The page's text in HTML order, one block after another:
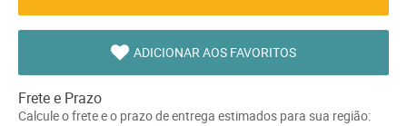
ADICIONAR AOS FAVORITOS
Frete e Prazo
Calcule o frete e o prazo de entrega estimados para sua região: